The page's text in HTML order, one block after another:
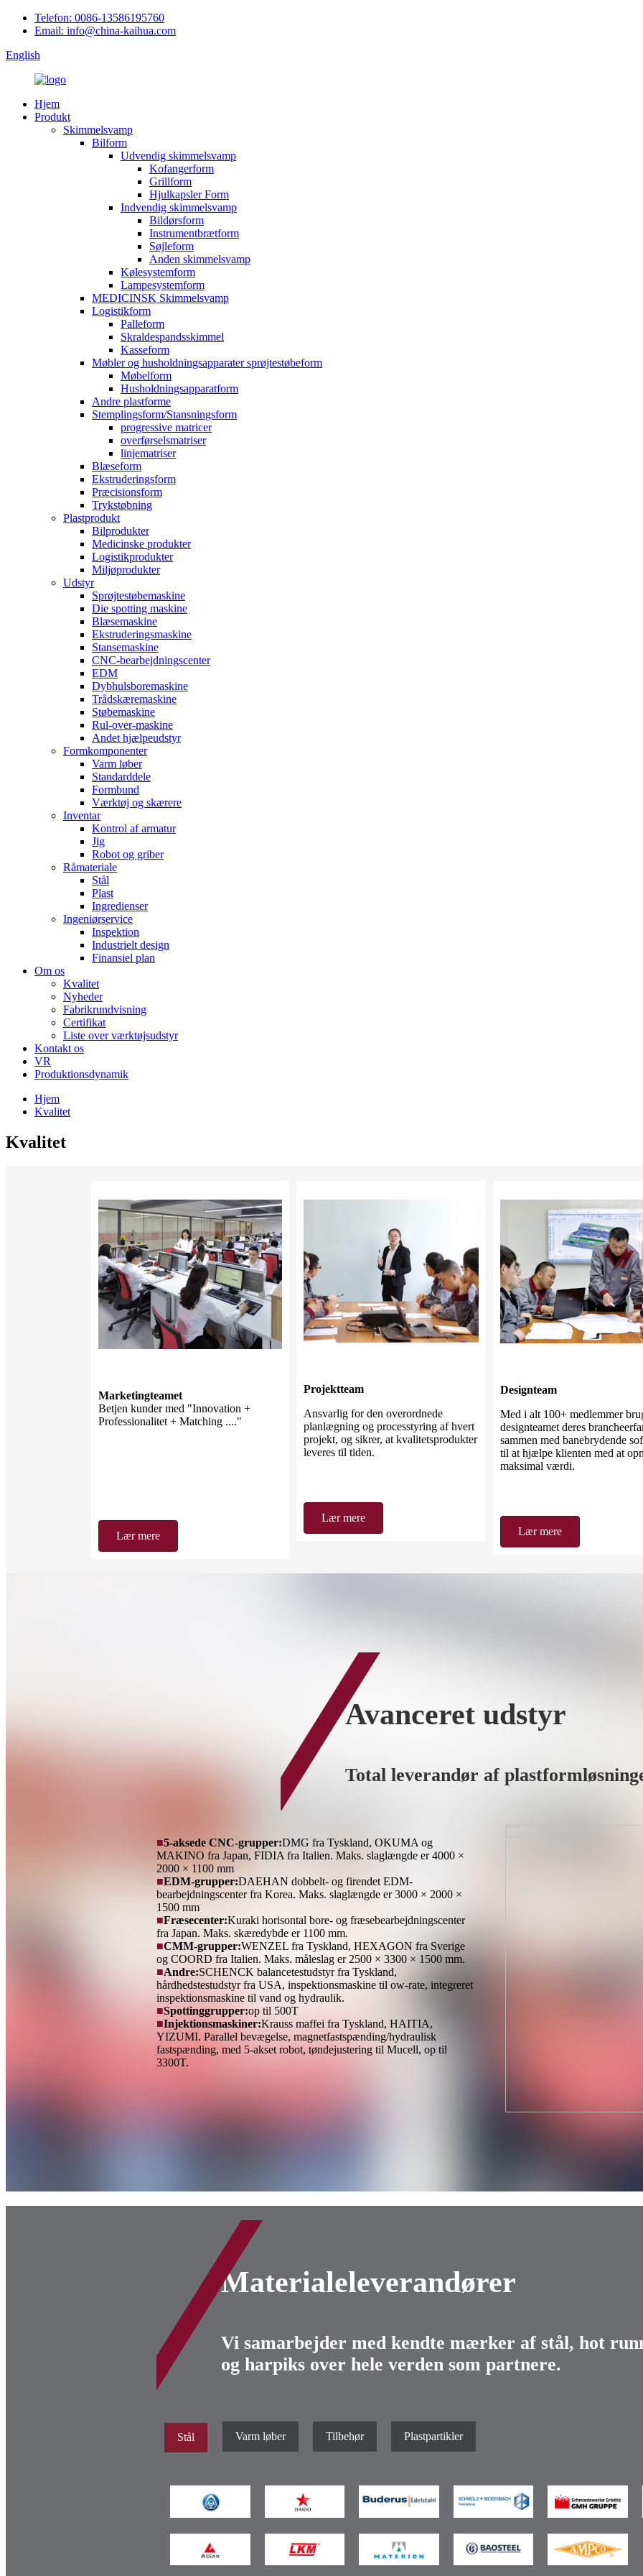
Telefon: 0086-13586195760
Email: info@china-kaihua.com
English
Hjem
Produkt
Skimmelsvamp
Bilform
Udvendig skimmelsvamp
Kofangerform
Grillform
Hjulkapsler Form
Indvendig skimmelsvamp
Bildørsform
Instrumentbrætform
Søjleform
Anden skimmelsvamp
Kølesystemform
Lampesystemform
MEDICINSK Skimmelsvamp
Logistikform
Palleform
Skraldespandsskimmel
Kasseform
Møbler og husholdningsapparater sprøjtestøbeform
Møbelform
Husholdningsapparatform
Andre plastforme
Stemplingsform/Stansningsform
progressive matricer
overførselsmatriser
linjematriser
Blæseform
Ekstruderingsform
Præcisionsform
Trykstøbning
Plastprodukt
Bilprodukter
Medicinske produkter
Logistikprodukter
Miljøprodukter
Udstyr
Sprøjtestøbemaskine
Die spotting maskine
Blæsemaskine
Ekstruderingsmaskine
Stansemaskine
CNC-bearbejdningscenter
EDM
Dybhulsboremaskine
Trådskæremaskine
Støbemaskine
Rul-over-maskine
Andet hjælpeudstyr
Formkomponenter
Varm løber
Standarddele
Formbund
Værktøj og skærere
Inventar
Kontrol af armatur
Jig
Robot og griber
Råmateriale
Stål
Plast
Ingredienser
Ingeniørservice
Inspektion
Industrielt design
Finansiel plan
Om os
Kvalitet
Nyheder
Fabrikrundvisning
Certifikat
Liste over værktøjsudstyr
Kontakt os
VR
Produktionsdynamik
Hjem
Kvalitet
Kvalitet
Marketingteamet
Betjen kunder med "Innovation +
Professionalitet + Matching ...."
Lær mere
Projektteam
Ansvarlig for den overordnede
planlægning og processtyring af hvert
projekt, og sikrer, at kvalitetsprodukter
leveres til tiden.
Lær mere
Designteam
Med i alt 100+ medlemmer
designteamet deres
sammen med banebrydende
til at hjælpe klienten med at
maksimal værdi.
Lær mere
Avanceret udstyr
Total leverandør af
■5-aksede CNC-grupper:DMG fra Tyskland, OKUMA og
MAKINO fra Japan, FIDIA fra Italien. Maks. slaglængde er 4000 ×
2000 × 1100 mm
■EDM-grupper:DAEHAN dobbelt- og firendet EDM-
bearbejdningscenter fra Korea. Maks. slaglængde er 3000 × 2000 ×
1500 mm
■Fræsecenter:Kuraki horisontal bore- og fræsebearbejdningscenter
fra Japan. Maks. skæredybde er 1100 mm.
■CMM-grupper:WENZEL fra Tyskland, HEXAGON fra Sverige
og COORD fra Italien. Maks. måleslag er 2500 × 3300 × 1500 mm.
■Andre:SCHENCK balancetestudstyr fra Tyskland,
hårdhedstestudstyr fra USA, inspektionsmaskine til ow-rate, integreret
inspektionsmaskine til vand og hydraulik.
■Spottinggrupper:op til 500T
■Injektionsmaskiner:Krauss maffei fra Tyskland, HAITIA,
YIZUMI. Parallel bevægelse, magnetfastspænding/hydraulisk
fastspænding, med 5-akset robot, tøndejustering til Mucell, op til
3300T.
Materialeleverandører
Vi samarbejder med kendte mærker af stål, hot
og harpiks over hele verden som partnere.
Stål Varm løber Tilbehør Plastpartikler